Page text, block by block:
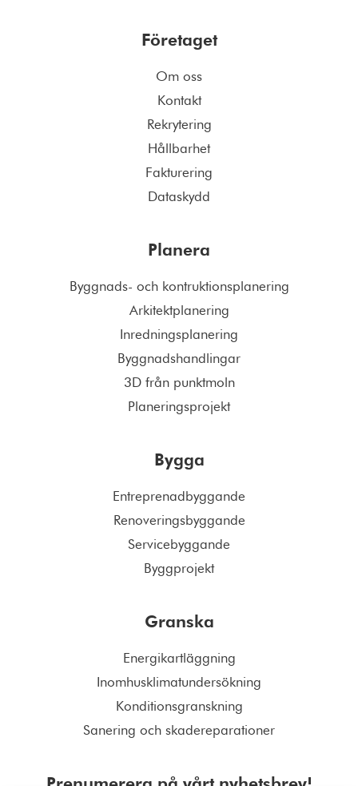
Företaget
Om oss
Kontakt
Rekrytering
Hållbarhet
Fakturering
Dataskydd
Planera
Byggnads- och kontruktionsplanering
Arkitektplanering
Inredningsplanering
Byggnadshandlingar
3D från punktmoln
Planeringsprojekt
Bygga
Entreprenadbyggande
Renoveringsbyggande
Servicebyggande
Byggprojekt
Granska
Energikartläggning
Inomhusklimatundersökning
Konditionsgranskning
Sanering och skadereparationer